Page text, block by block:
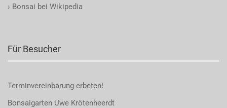
› Bonsai bei Wikipedia
Für Besucher
Terminvereinbarung erbeten!
Bonsaigarten Uwe Krötenheerdt